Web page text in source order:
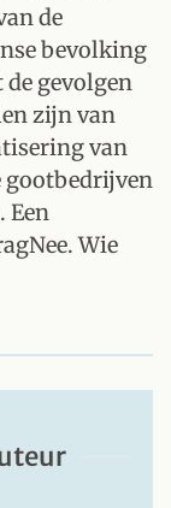
de
bevolking
de gevolgen
zijn van
van
gootbedrijven
Een
Wie